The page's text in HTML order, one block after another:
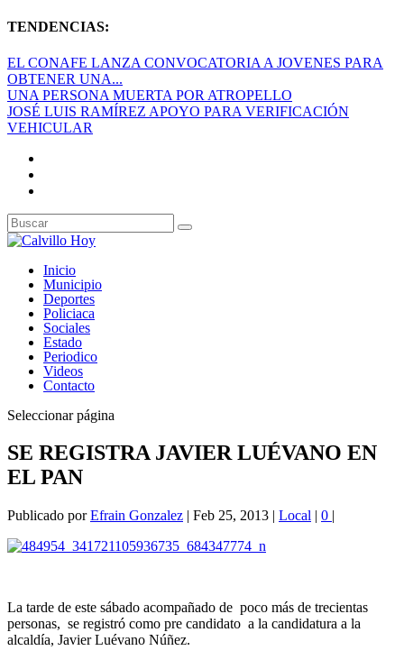
TENDENCIAS:
EL CONAFE LANZA CONVOCATORIA A JOVENES PARA
OBTENER UNA...
UNA PERSONA MUERTA POR ATROPELLO
JOSÉ LUIS RAMÍREZ APOYO PARA VERIFICACIÓN
VEHICULAR
Inicio
Municipio
Deportes
Policiaca
Sociales
Estado
Periodico
Videos
Contacto
Seleccionar página
SE REGISTRA JAVIER LUÉVANO EN
EL PAN
Publicado porEfrain Gonzalez | Feb 25, 2013 | Local | 0 |
La tarde de este sábado acompañado de poco más de trecientas
personas, se registró como pre candidato a la candidatura a la
alcaldía, Javier Luévano Núñez.